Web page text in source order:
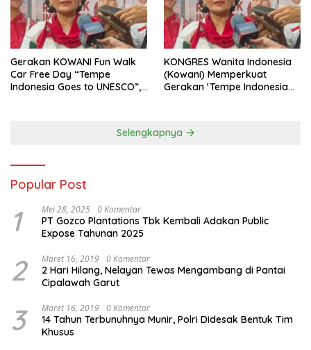
Gerakan KOWANI Fun Walk
Car Free Day “Tempe
Indonesia Goes to UNESCO”,
KONGRES Wanita Indonesia
(Kowani) Memperkuat
Gerakan ‘Tempe Indonesia
Selengkapnya
Popular Post
1 Mei 28, 2025 0 Komentar
PT Gozco Plantations Tbk Kembali Adakan Public
Expose Tahunan 2025
2 Maret 16, 2019 0 Komentar
2 Hari Hilang, Nelayan Tewas Mengambang di Pantai
Cipalawah Garut
3 Maret 16, 2019 0 Komentar
14 Tahun Terbunuhnya Munir, Polri Didesak Bentuk Tim
Khusus